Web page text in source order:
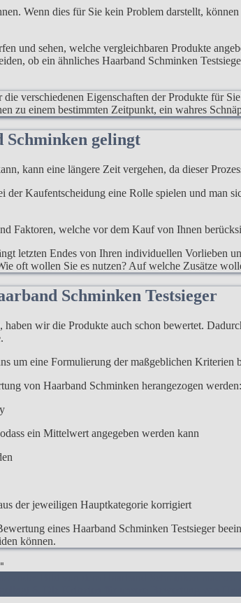
Wenn dies für Sie kein Problem darstellt,
und sehen, welche vergleichbaren Produkte
ob ein ähnliches Haarband Schminken
verschiedenen Eigenschaften der Produkte für
zu einem bestimmten Zeitpunkt, ein wahres
gelingt
kann eine längere Zeit vergehen, da dieser
Kaufentscheidung eine Rolle spielen und man
Faktoren, welche vor dem Kauf von Ihnen
letzten Endes von Ihren individuellen Vorlieben
oft wollen Sie es nutzen? Auf welche Zusätze
Schminken Testsieger
wir die Produkte auch schon bewertet.
um eine Formulierung der maßgeblichen Kriterien
von Haarband Schminken herangezogen werden:
ein Mittelwert angegeben werden kann
der jeweiligen Hauptkategorie korrigiert
eines Haarband Schminken Testsieger
können.